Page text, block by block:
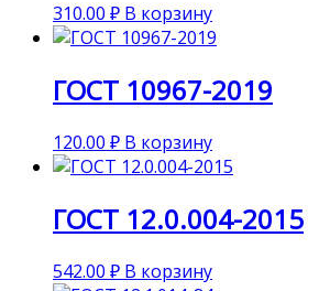
310.00 ₽ В корзину
ГОСТ 10967-2019
120.00 ₽ В корзину
ГОСТ 12.0.004-2015
542.00 ₽ В корзину